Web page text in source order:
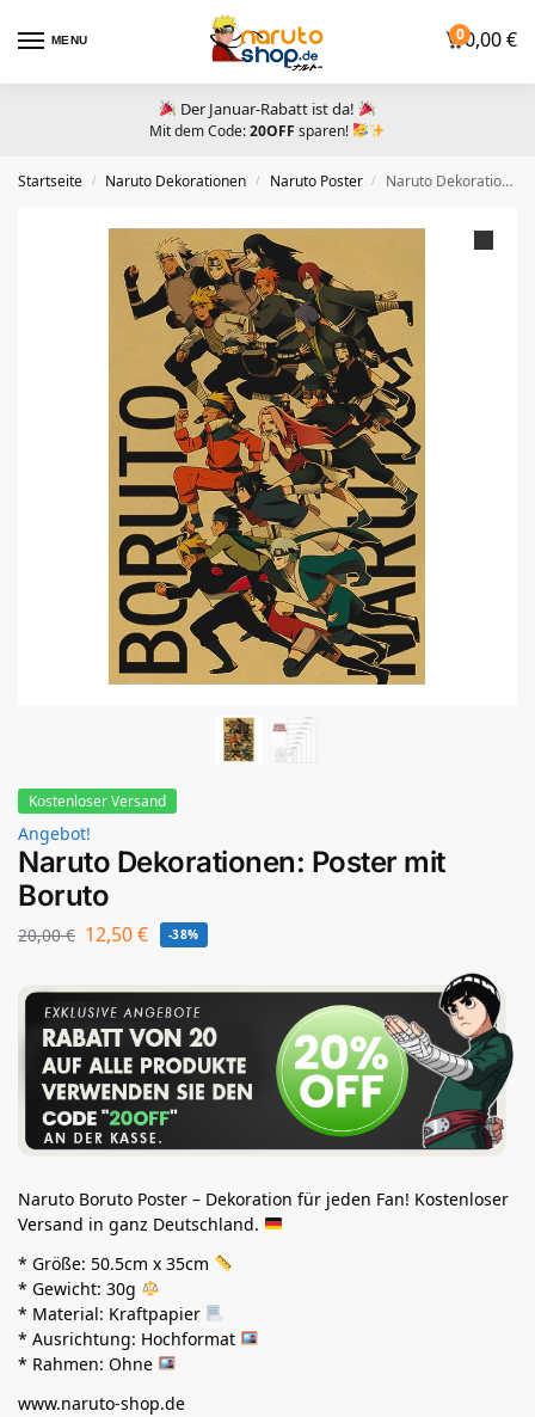
MENU 00,00€
Der Januar-Rabatt ist da!
Mit dem Code:20OFF sparen!
Startseite / Naruto Dekorationen / Naruto Poster / Naruto Dekorationen: Poster mit Boruto
Kostenloser Versand
Angebot!
Naruto Dekorationen: Poster mit
Boruto
20,00€ 12,50€ -38%
Naruto Boruto Poster – Dekoration für jeden Fan! Kostenloser
Versand in ganz Deutschland.
* Größe: 50.5cm x 35cm
* Gewicht: 30g
* Material: Kraftpapier
* Ausrichtung: Hochformat
* Rahmen: Ohne
www.naruto-shop.de